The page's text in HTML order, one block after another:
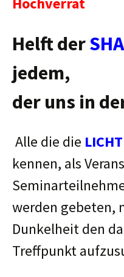
Helft der
jedem,
der uns in
Alle die die
kennen, als
werden gebeten,
Dunkelheit den
Treffpunkt